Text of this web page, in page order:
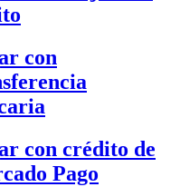
con
con crédito de
Pago